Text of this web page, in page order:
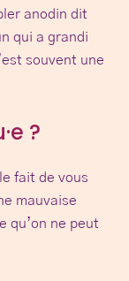
anodin dit
qui a grandi
souvent une
?
fait de vous
mauvaise
qu’on ne peut